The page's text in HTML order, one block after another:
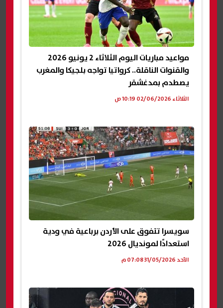
مواعيد مباريات اليوم الثلاثاء 2 يونيو 2026
والقنوات الناقلة.. كرواتيا تواجه بلجيكا والمغرب
يصطدم بمدغشقر
الثلاثاء 02/06/2026 10:19 ص
سويسرا تتفوق على الأردن برباعية في ودية
استعدادًا لمونديال 2026
الأحد 31/05/2026 07:08 م